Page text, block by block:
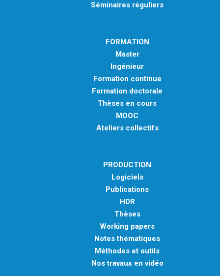
Séminaires réguliers
FORMATION
Master
Ingénieur
Formation continue
Formation doctorale
Thèses en cours
MOOC
Ateliers collectifs
PRODUCTION
Logiciels
Publications
HDR
Thèses
Working papers
Notes thématiques
Méthodes et outils
Nos travaux en vidéo